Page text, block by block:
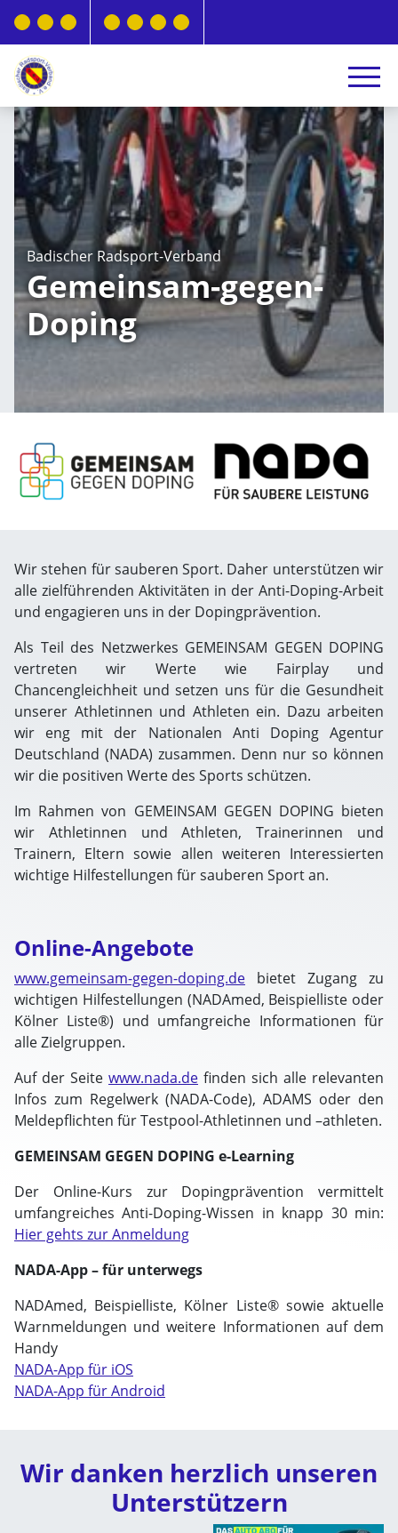
Badischer Radsport-Verband
Gemeinsam-gegen-
Doping
Wir stehen für sauberen Sport. Daher unterstützen wir
alle zielführenden Aktivitäten in der Anti-Doping-Arbeit
und engagieren uns in der Dopingprävention.
Als Teil des Netzwerkes GEMEINSAM GEGEN DOPING
vertreten wir Werte wie Fairplay und
Chancengleichheit und setzen uns für die Gesundheit
unserer Athletinnen und Athleten ein. Dazu arbeiten
wir eng mit der Nationalen Anti Doping Agentur
Deutschland (NADA) zusammen. Denn nur so können
wir die positiven Werte des Sports schützen.
Im Rahmen von GEMEINSAM GEGEN DOPING bieten
wir Athletinnen und Athleten, Trainerinnen und
Trainern, Eltern sowie allen weiteren Interessierten
wichtige Hilfestellungen für sauberen Sport an.
Online-Angebote
www.gemeinsam-gegen-doping.de bietet Zugang zu
wichtigen Hilfestellungen (NADAmed, Beispielliste oder
Kölner Liste®) und umfangreiche Informationen für
alle Zielgruppen.
Auf der Seite www.nada.de finden sich alle relevanten
Infos zum Regelwerk (NADA-Code), ADAMS oder den
Meldepflichten für Testpool-Athletinnen und –athleten.
GEMEINSAM GEGEN DOPING e-Learning
Der Online-Kurs zur Dopingprävention vermittelt
umfangreiches Anti-Doping-Wissen in knapp 30 min:
Hier gehts zur Anmeldung
NADA-App – für unterwegs
NADAmed, Beispielliste, Kölner Liste® sowie aktuelle
Warnmeldungen und weitere Informationen auf dem
Handy
NADA-App für iOS
NADA-App für Android
Wir danken herzlich unseren
Unterstützern